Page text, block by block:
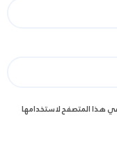
هذا المتصفح لاستخدامها